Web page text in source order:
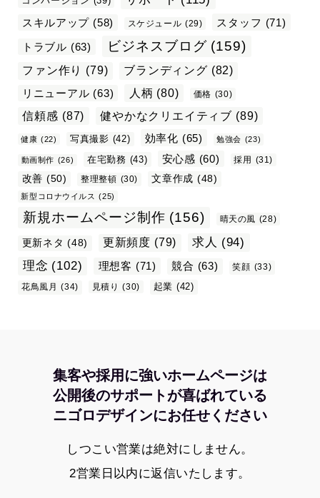
スキルアップ (58) スケジュール (29) スタッフ (71)
トラブル (63) ビジネスブログ (159)
ファン作り (79) ブランディング (82)
リニューアル (63) 人柄 (80) 価格 (30)
信頼感 (87) 健やかなクリエイティブ (89)
健康 (22) 写真撮影 (42) 効率化 (65) 勉強会 (23)
動画制作 (26) 在宅勤務 (43) 安心感 (60) 採用 (31)
改善 (50) 整理整頓 (30) 文章作成 (48)
新型コロナウイルス (25)
新規ホームページ制作 (156) 晴天の風 (28)
更新ネタ (48) 更新頻度 (79) 求人 (94)
理念 (102) 理想客 (71) 競合 (63) 笑顔 (33)
花鳥風月
(34) 見積り (30) 起業 (42)
集客や採用に強いホームページは
公開後のサポートが喜ばれている
ニゴロデザインにお任せください
しつこい営業は絶対にしません。
2営業日以内に返信いたします。